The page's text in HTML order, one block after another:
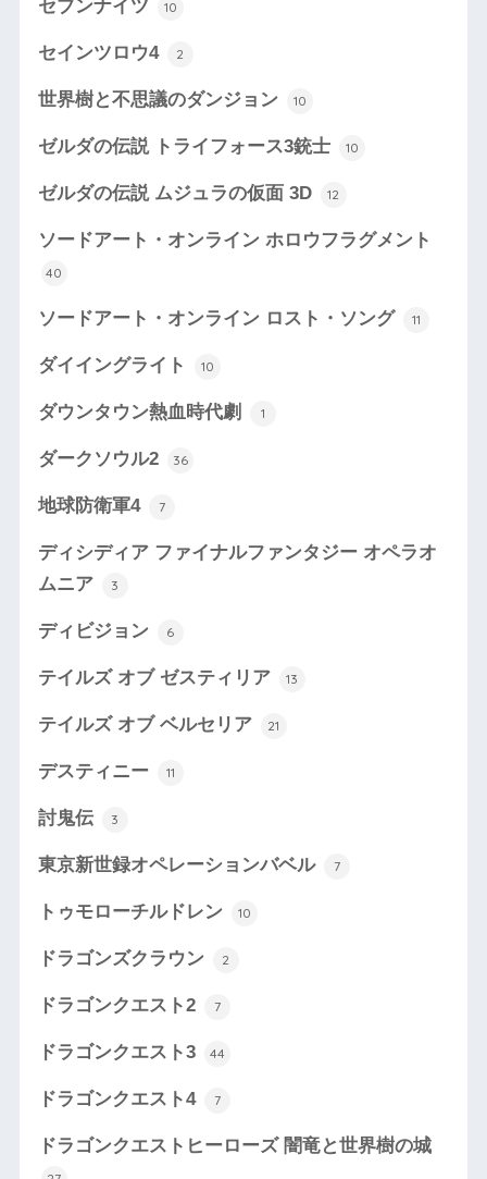
セブンナイツ 10
セインツロウ4 2
世界樹と不思議のダンジョン 10
ゼルダの伝説 トライフォース3銃士 10
ゼルダの伝説 ムジュラの仮面 3D 12
ソードアート・オンライン ホロウフラグメント
40
ソードアート・オンライン ロスト・ソング 11
ダイイングライト 10
ダウンタウン熱血時代劇 1
ダークソウル2 36
地球防衛軍4 7
ディシディア ファイナルファンタジー オペラオ
ムニア
3
ディビジョン 6
テイルズ オブ ゼスティリア 13
テイルズ オブ ベルセリア 21
デスティニー 11
討鬼伝 3
東京新世録オペレーションバベル 7
トゥモローチルドレン 10
ドラゴンズクラウン 2
ドラゴンクエスト2 7
ドラゴンクエスト3 44
ドラゴンクエスト4 7
ドラゴンクエストヒーローズ 闇竜と世界樹の城